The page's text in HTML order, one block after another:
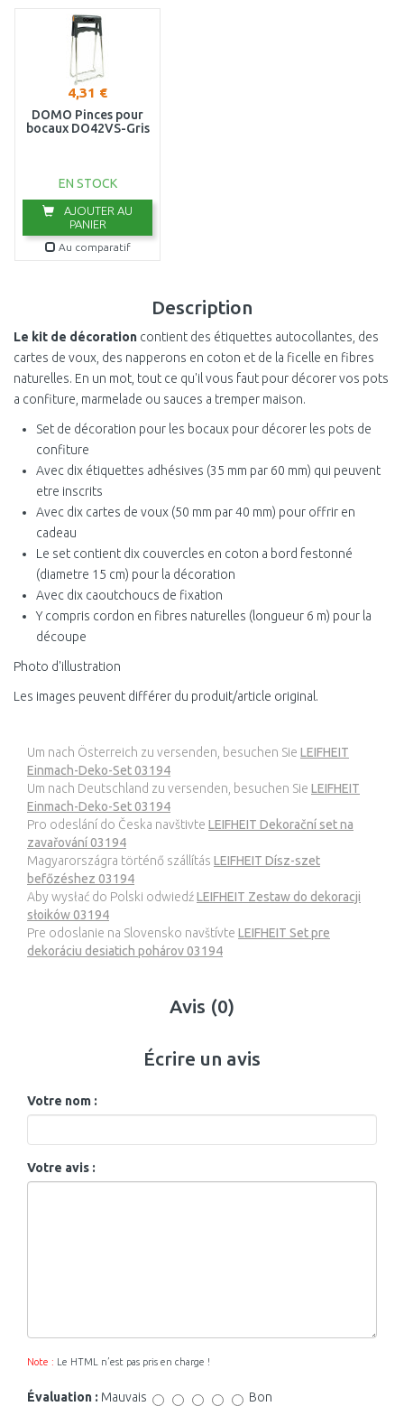
4,31 €
DOMO Pinces pour
bocaux DO42VS-Gris
EN STOCK
AJOUTER AU
PANIER
Au comparatif
Description
Le kit de décoration contient des étiquettes autocollantes, des
cartes de voux, des napperons en coton et de la ficelle en fibres
naturelles. En un mot, tout ce qu'il vous faut pour décorer vos pots
a confiture, marmelade ou sauces a tremper maison.
Set de décoration pour les bocaux pour décorer les pots de
confiture
Avec dix étiquettes adhésives (35 mm par 60 mm) qui peuvent
etre inscrits
Avec dix cartes de voux (50 mm par 40 mm) pour offrir en
cadeau
Le set contient dix couvercles en coton a bord festonné
(diametre 15 cm) pour la décoration
Avec dix caoutchoucs de fixation
Y compris cordon en fibres naturelles (longueur 6 m) pour la
découpe
Photo d'illustration
Les images peuvent différer du produit/article original.
Um nach Österreich zu versenden, besuchen Sie LEIFHEIT
Einmach-Deko-Set 03194
Um nach Deutschland zu versenden, besuchen Sie LEIFHEIT
Einmach-Deko-Set 03194
Pro odeslání do Česka navštivte LEIFHEIT Dekorační set na
zavařování 03194
Magyarországra történő szállítás LEIFHEIT Dísz-szet
befőzéshez 03194
Aby wysłać do Polski odwiedźLEIFHEIT Zestaw do dekoracji
słoików 03194
Pre odoslanie na Slovensko navštívte LEIFHEIT Set pre
dekoráciu desiatich pohárov 03194
Avis (0)
Écrire un avis
Votre nom :
Votre avis :
Note : Le HTML n’est pas pris en charge !
Évaluation : Mauvais Bon